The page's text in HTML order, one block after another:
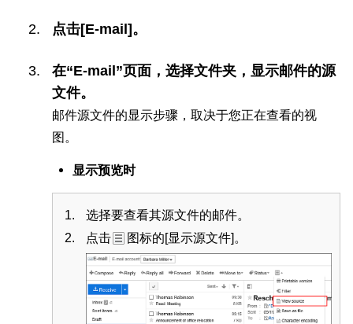
点击[E-mail]。
在“E-mail”页面，选择文件夹，显示邮件的源
文件。
邮件源文件的显示步骤，取决于您正在查看的视
图。
显示预览时
选择要查看其源文件的邮件。
点击
图标的[显示源文件]。